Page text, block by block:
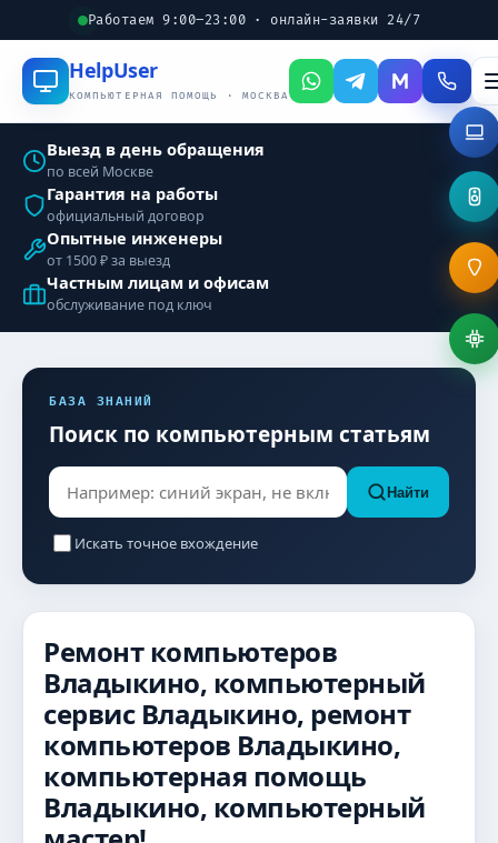
Работаем 9:00–23:00 · онлайн-заявки 24/7
HelpUser
КОМПЬЮТЕРНАЯ ПОМОЩЬ · МОСКВА
Выезд в день обращения
по всей Москве
Гарантия на работы
официальный договор
Опытные инженеры
от 1500 ₽ за выезд
Частным лицам и офисам
обслуживание под ключ
БАЗА ЗНАНИЙ
Поиск по компьютерным статьям
Найти
Искать точное вхождение
Ремонт компьютеров
Владыкино, компьютерный
сервис Владыкино, ремонт
компьютеров Владыкино,
компьютерная помощь
Владыкино, компьютерный